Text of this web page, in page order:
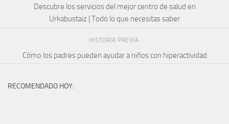
Descubre los servicios del mejor centro de salud en
Urkabustaiz | Todo lo que necesitas saber
HISTORIA PREVIA
Cómo los padres pueden ayudar a niños con hiperactividad
RECOMENDADO HOY: